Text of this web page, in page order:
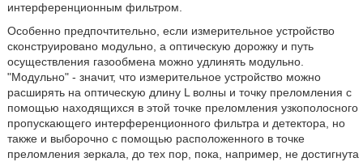
интерференционным фильтром.
Особенно предпочтительно, если измерительное устройство
сконструировано модульно, а оптическую дорожку и путь
осуществления газообмена можно удлинять модульно.
"Модульно" - значит, что измерительное устройство можно
расширять на оптическую длину L волны и точку преломления с
помощью находящихся в этой точке преломления узкополосного
пропускающего интерференционного фильтра и детектора, но
также и выборочно с помощью расположенного в точке
преломления зеркала, до тех пор, пока, например, не достигнута